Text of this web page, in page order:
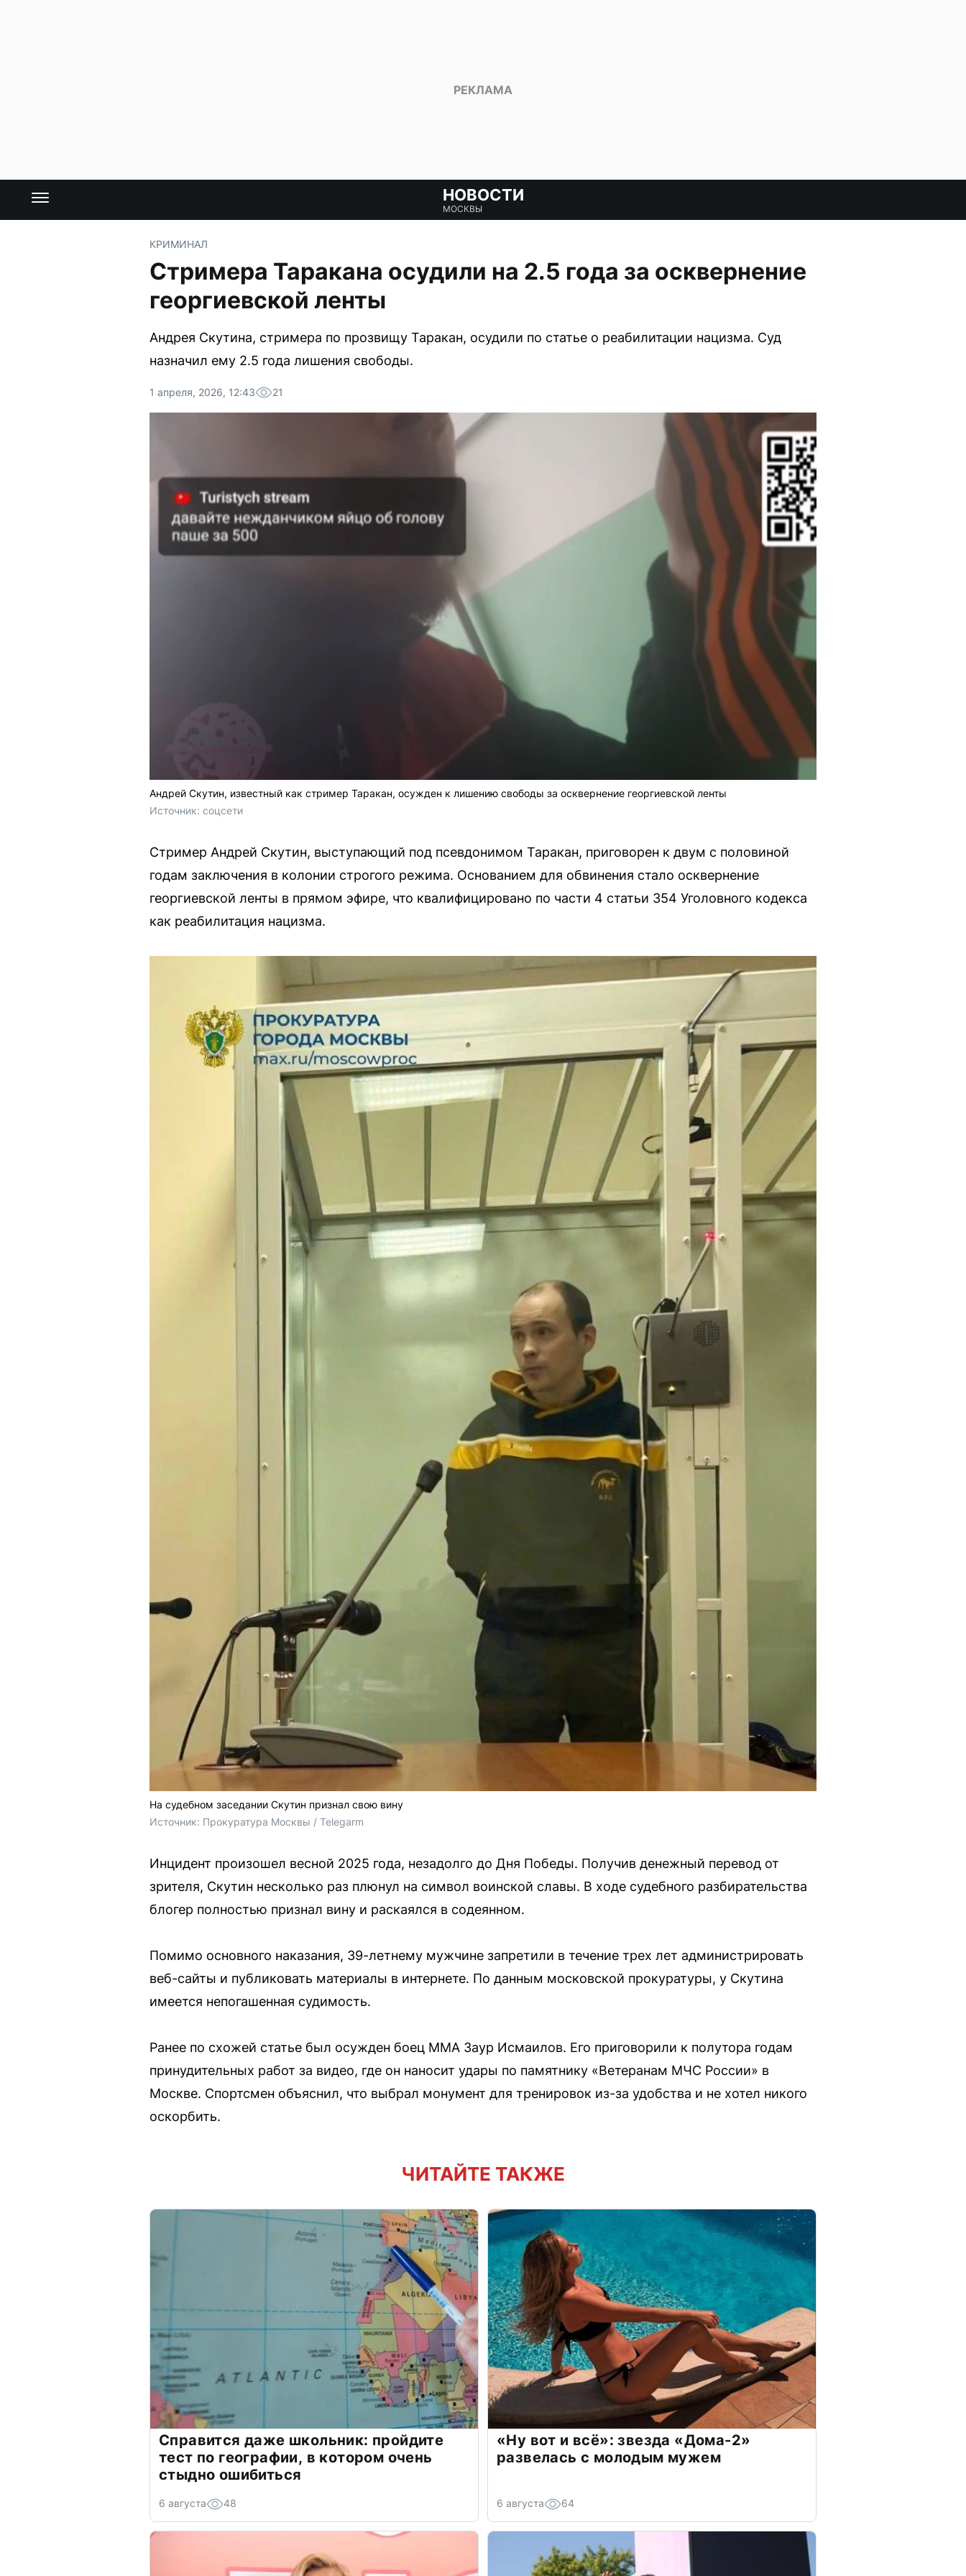
НОВОСТИ
МОСКВЫ
КРИМИНАЛ
Стримера Таракана осудили на 2.5 года за осквернение
георгиевской ленты
Андрея Скутина, стримера по прозвищу Таракан, осудили по статье о реабилитации нацизма. Суд
назначил ему 2.5 года лишения свободы.
1 апреля, 2026, 12:43 21
Андрей Скутин, известный как стример Таракан, осужден к лишению свободы за осквернение георгиевской ленты
Источник: соцсети
Стример Андрей Скутин, выступающий под псевдонимом Таракан, приговорен к двум с половиной
годам заключения в колонии строгого режима. Основанием для обвинения стало осквернение
георгиевской ленты в прямом эфире, что квалифицировано по части 4 статьи 354 Уголовного кодекса
как реабилитация нацизма.
На судебном заседании Скутин признал свою вину
Источник: Прокуратура Москвы / Telegarm
Инцидент произошел весной 2025 года, незадолго до Дня Победы. Получив денежный перевод от
зрителя, Скутин несколько раз плюнул на символ воинской славы. В ходе судебного разбирательства
блогер полностью признал вину и раскаялся в содеянном.
Помимо основного наказания, 39-летнему мужчине запретили в течение трех лет администрировать
веб-сайты и публиковать материалы в интернете. По данным московской прокуратуры, у Скутина
имеется непогашенная судимость.
Ранее по схожей статье был осужден боец ММА Заур Исмаилов. Его приговорили к полутора годам
принудительных работ за видео, где он наносит удары по памятнику «Ветеранам МЧС России» в
Москве. Спортсмен объяснил, что выбрал монумент для тренировок из-за удобства и не хотел никого
оскорбить.
ЧИТАЙТЕ ТАКЖЕ
Справится даже школьник: пройдите
тест по географии, в котором очень
стыдно ошибиться
6 августа 48
«Ну вот и всё»: звезда «Дома-2»
развелась с молодым мужем
6 августа 64